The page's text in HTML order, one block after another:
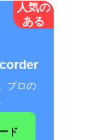
人気の
ある
プロの
ド